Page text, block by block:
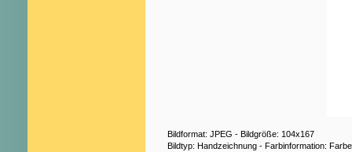
Bildformat: JPEG - Bildgröße: 104x167
Bildtyp: Handzeichnung - Farbinformation: Farbe